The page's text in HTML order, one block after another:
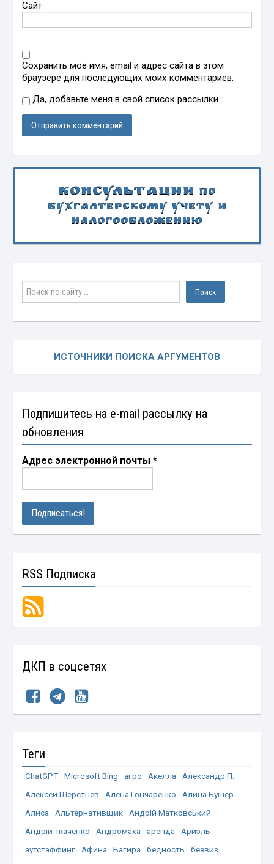
Сайт
Сохранить моё имя, email и адрес сайта в этом
браузере для последующих моих комментариев.
Да, добавьте меня в свой список рассылки
Консультации по
бухгалтерскому учету и
налогообложению
ИСТОЧНИКИ ПОИСКА АРГУМЕНТОВ
Подпишитесь на e-mail рассылку на
обновления
Адрес электронной почты*
RSS Подписка
ДКП в соцсетях
Теги
ChatGPT Microsoft Bing агро Акелла
Александр П.
Алексей Шерстнёв
Алёна Гончаренко
Алина Бушер
Алиса
Альтернативщик
Андрій Матковський
Андрій Ткаченко
Андромаха аренда
Ариэль
аутстаффинг
Афина Багира бедность
безвиз